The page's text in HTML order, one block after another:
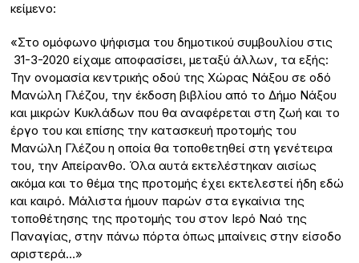
κείμενο:
«Στο ομόφωνο ψήφισμα του δημοτικού συμβουλίου στις
31-3-2020 είχαμε αποφασίσει, μεταξύ άλλων, τα εξής:
Την ονομασία κεντρικής οδού της Χώρας Νάξου σε οδό
Μανώλη Γλέζου, την έκδοση βιβλίου από το Δήμο Νάξου
και μικρών Κυκλάδων που θα αναφέρεται στη ζωή και το
έργο του και επίσης την κατασκευή προτομής του
Μανώλη Γλέζου η οποία θα τοποθετηθεί στη γενέτειρα
του, την Απείρανθο. Όλα αυτά εκτελέστηκαν αισίως
ακόμα και το θέμα της προτομής έχει εκτελεστεί ήδη εδώ
και καιρό. Μάλιστα ήμουν παρών στα εγκαίνια της
τοποθέτησης της προτομής του στον Ιερό Ναό της
Παναγίας, στην πάνω πόρτα όπως μπαίνεις στην είσοδο
αριστερά…»